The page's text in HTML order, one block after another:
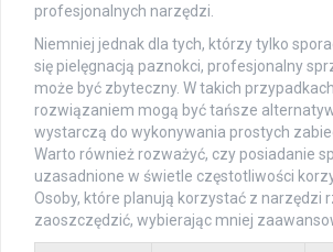
profesjonalnych narzędzi.
Niemniej jednak dla tych, którzy tylko
się pielęgnacją paznokci, profesjonalny
może być zbyteczny. W takich
rozwiązaniem mogą być tańsze
wystarczą do wykonywania prostych
Warto również rozważyć, czy posiadanie
uzasadnione w świetle częstotliwości
Osoby, które planują korzystać z narzędzi
zaoszczędzić, wybierając mniej